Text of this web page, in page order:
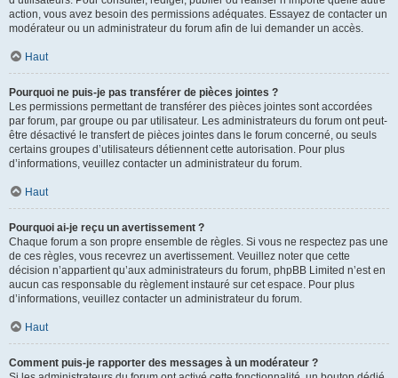
action, vous avez besoin des permissions adéquates. Essayez de contacter un
modérateur ou un administrateur du forum afin de lui demander un accès.
Haut
Pourquoi ne puis-je pas transférer de pièces jointes ?
Les permissions permettant de transférer des pièces jointes sont accordées
par forum, par groupe ou par utilisateur. Les administrateurs du forum ont peut-
être désactivé le transfert de pièces jointes dans le forum concerné, ou seuls
certains groupes d’utilisateurs détiennent cette autorisation. Pour plus
d’informations, veuillez contacter un administrateur du forum.
Haut
Pourquoi ai-je reçu un avertissement ?
Chaque forum a son propre ensemble de règles. Si vous ne respectez pas une
de ces règles, vous recevrez un avertissement. Veuillez noter que cette
décision n’appartient qu’aux administrateurs du forum, phpBB Limited n’est en
aucun cas responsable du règlement instauré sur cet espace. Pour plus
d’informations, veuillez contacter un administrateur du forum.
Haut
Comment puis-je rapporter des messages à un modérateur ?